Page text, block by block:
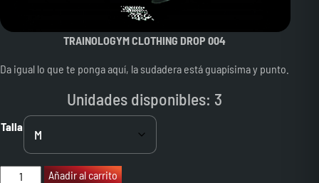
TRAINOLOGYM CLOTHING DROP 004
Da igual lo que te ponga aquí, la sudadera está guapísima y punto.
Unidades disponibles: 3
Talla
Chemicals’
Añadir al carrito